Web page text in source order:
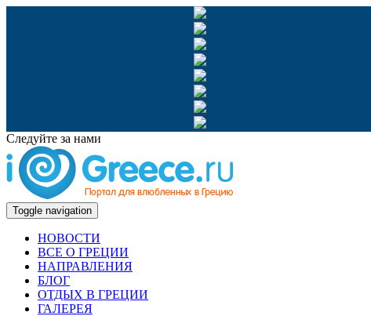
Следуйте за нами
Toggle navigation
НОВОСТИ
ВСЕ О ГРЕЦИИ
НАПРАВЛЕНИЯ
БЛОГ
ОТДЫХ В ГРЕЦИИ
ГАЛЕРЕЯ